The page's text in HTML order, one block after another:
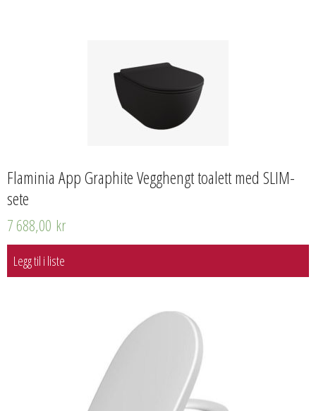
Flaminia App Graphite Vegghengt toalett med SLIM-
sete
7 688,00 kr
Legg til i liste